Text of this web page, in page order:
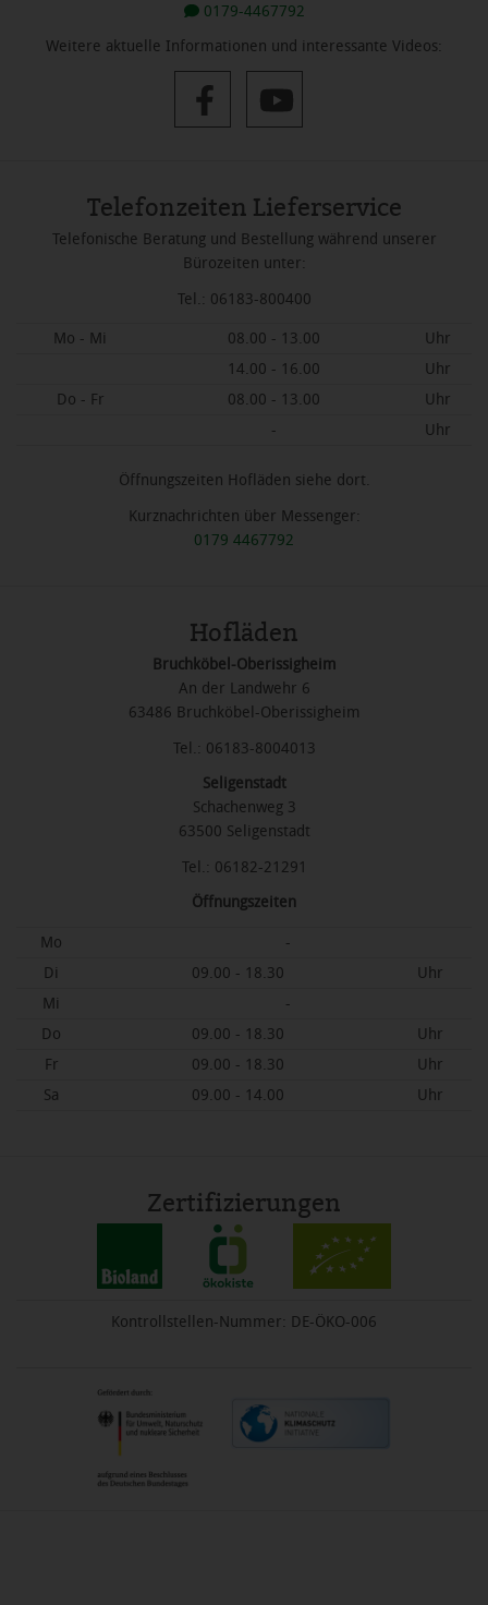
0179-4467792
Weitere aktuelle Informationen und interessante Videos:
Telefonzeiten Lieferservice
Telefonische Beratung und Bestellung während unserer
Bürozeiten unter:
Tel.: 06183-800400
Mo - Mi 08.00 - 13.00
Uhr
14.00 - 16.00
Uhr
Do - Fr
08.00 - 13.00
Uhr
-
Uhr
Öffnungszeiten Hofläden siehe dort.
Kurznachrichten über Messenger:
0179 4467792
Hofläden
Bruchköbel-Oberissigheim
An der Landwehr 6
63486 Bruchköbel-Oberissigheim
Tel.: 06183-8004013
Seligenstadt
Schachenweg 3
63500 Seligenstadt
Tel.: 06182-21291
Öffnungszeiten
Mo
-
Di
09.00 - 18.30
Uhr
Mi
-
Do
09.00 - 18.30
Uhr
Fr
09.00 - 18.30
Uhr
Sa
09.00 - 14.00 Uhr
Zertifizierungen
Kontrollstellen-Nummer: DE-ÖKO-006